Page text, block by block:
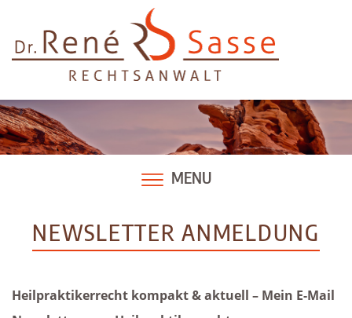
content
MENU
NEWSLETTER ANMELDUNG
Heilpraktikerrecht kompakt & aktuell – Mein E-Mail